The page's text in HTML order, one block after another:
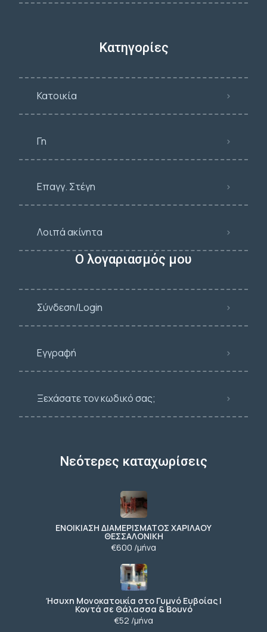
Κατηγορίες
Κατοικία
Γη
Επαγγ. Στέγη
Λοιπά ακίνητα
Ο λογαριασμός μου
Σύνδεση/Login
Εγγραφή
Ξεχάσατε τον κωδικό σας;
Νεότερες καταχωρίσεις
ΕΝΟΙΚΙΑΣΗ ΔΙΑΜΕΡΙΣΜΑΤΟΣ ΧΑΡΙΛΑΟΥ
ΘΕΣΣΑΛΟΝΙΚΗ
€600 /μήνα
Ήσυχη Μονοκατοικία στο Γυμνό Ευβοίας |
Κοντά σε Θάλασσα & Βουνό
€52 /μήνα